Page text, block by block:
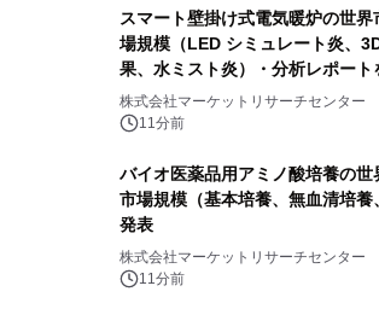
スマート壁掛け式電気暖炉の世
場規模（LED シミュレート炎、
果、水ミスト炎）・分析レポート
株式会社マーケットリサーチセンター
11分前
バイオ医薬品用アミノ酸培養の世
市場規模（基本培養、無血清培
発表
株式会社マーケットリサーチセンター
11分前